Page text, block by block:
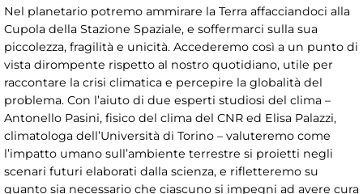
Nel planetario potremo ammirare la Terra affacciandoci alla
Cupola della Stazione Spaziale, e soffermarci sulla sua
piccolezza, fragilità e unicità. Accederemo così a un punto di
vista dirompente rispetto al nostro quotidiano, utile per
raccontare la crisi climatica e percepire la globalità del
problema. Con l’aiuto di due esperti studiosi del clima –
Antonello Pasini, fisico del clima del CNR ed Elisa Palazzi,
climatologa dell’Università di Torino – valuteremo come
l’impatto umano sull’ambiente terrestre si proietti negli
scenari futuri elaborati dalla scienza, e rifletteremo su
quanto sia necessario che ciascuno si impegni ad avere cura